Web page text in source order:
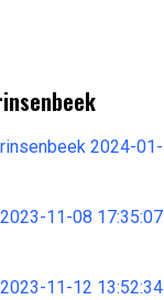
2024-01-
11-08 17:35:07
11-12 13:52:34